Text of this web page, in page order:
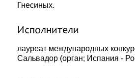
Гнесиных.
Исполнители
лауреат международных
Сальвадор (орган; Испания -